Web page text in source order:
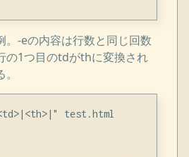
。-eの内容は行数と同じ回数
の1つ目のtdがthに変換され
test.html